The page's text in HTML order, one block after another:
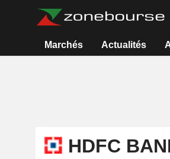
Marchés Actualités
HDFC